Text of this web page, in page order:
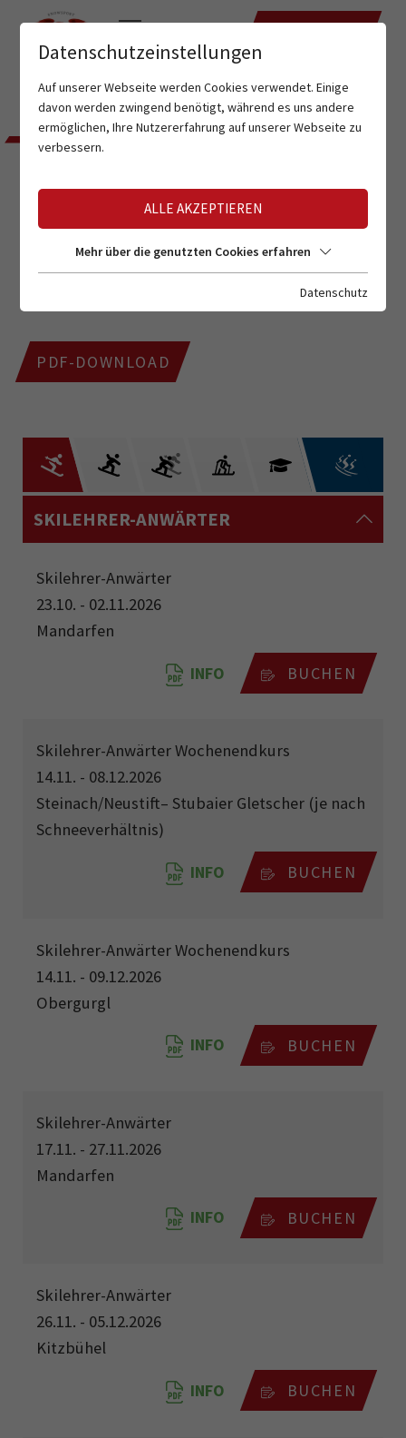
Home Tiroler Skischule Ausbildungstermine
AUSBILDUNGSTERMINE
Falls Sie Fragen zum Prozedere haben was das
Buchen unserer Ausbildungslehrgänge angeht, finden
PDF-DOWNLOAD
SKILEHRER-ANWÄRTER
Skilehrer-Anwärter
23.10. - 02.11.2026
Mandarfen
INFO BUCHEN
Skilehrer-Anwärter Wochenendkurs
14.11. - 08.12.2026
Steinach/Neustift– Stubaier Gletscher (je nach
Schneeverhältnis)
INFO BUCHEN
Skilehrer-Anwärter Wochenendkurs
14.11. - 09.12.2026
Obergurgl
INFO BUCHEN
Skilehrer-Anwärter
17.11. - 27.11.2026
Mandarfen
INFO BUCHEN
Skilehrer-Anwärter
26.11. - 05.12.2026
Kitzbühel
INFO BUCHEN
Datenschutzeinstellungen
Auf unserer Webseite werden Cookies verwendet. Einige
davon werden zwingend benötigt, während es uns andere
ermöglichen, Ihre Nutzererfahrung auf unserer Webseite zu
verbessern.
ALLE AKZEPTIEREN
Mehr über die genutzten Cookies erfahren
Datenschutz